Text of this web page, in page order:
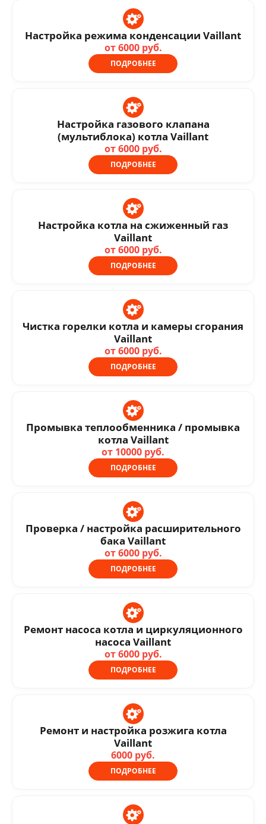
Настройка режима конденсации Vaillant
от 6000 руб.
ПОДРОБНЕЕ
Настройка газового клапана
(мультиблока) котла Vaillant
от 6000 руб.
ПОДРОБНЕЕ
Настройка котла на сжиженный газ
Vaillant
от 6000 руб.
ПОДРОБНЕЕ
Чистка горелки котла и камеры сгорания
Vaillant
от 6000 руб.
ПОДРОБНЕЕ
Промывка теплообменника / промывка
котла Vaillant
от 10000 руб.
ПОДРОБНЕЕ
Проверка / настройка расширительного
бака Vaillant
от 6000 руб.
ПОДРОБНЕЕ
Ремонт насоса котла и циркуляционного
насоса Vaillant
от 6000 руб.
ПОДРОБНЕЕ
Ремонт и настройка розжига котла
Vaillant
6000 руб.
ПОДРОБНЕЕ